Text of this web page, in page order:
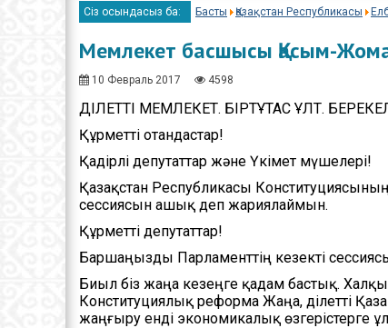
Сіз осындасыз ба: Басты Қазақстан Республикасы
Мемлекет басшысы Қасым-
10 Февраль 2017 4598
ӘДІЛЕТТІ МЕМЛЕКЕТ. БІРТҰТАС ҰЛТ.
Құрметті отандастар!
Қадірлі депутаттар және Үкімет мүшелері!
Қазақстан Республикасы
сессиясын ашық деп жариялаймын.
Құрметті депутаттар!
Баршаңызды Парламенттің кезекті
Биыл біз жаңа кезеңге қадам бастық.
Конституциялық реформа Жаңа, Әділетті
жаңғыру енді экономикалық өзгерістерге